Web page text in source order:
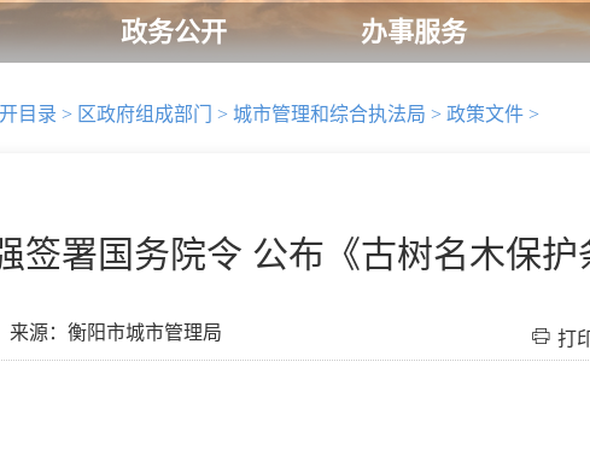
政务公开 办事服务
目录 > 区政府组成部门 > 城市管理和综合执法局 > 政策文件 >
签署国务院令 公布《古树名木保护
来源：衡阳市城市管理局 打